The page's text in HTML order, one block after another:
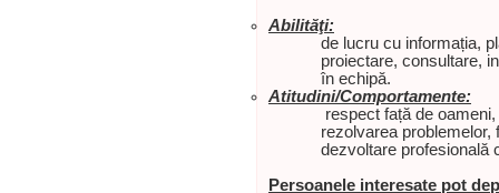
Abilităţi:
de lucru cu informația,
proiectare, consultare,
în echipă.
Atitudini/Comportamente:
respect față de
rezolvarea problemelor,
dezvoltare profesională
Persoanele interesate pot